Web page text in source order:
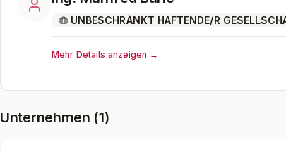
UNBESCHRÄNKT HAFTENDE/R
Mehr Details anzeigen →
Unternehmen (1)